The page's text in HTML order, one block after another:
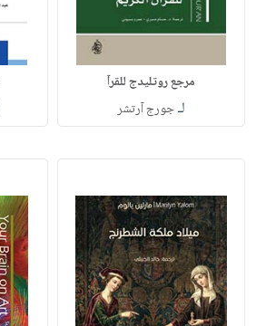
مرجع روتليدج للقرآ
لـجورج آرتشر